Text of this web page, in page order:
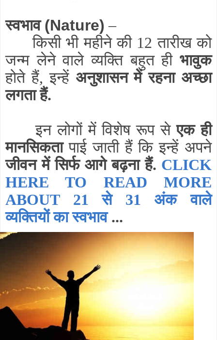
स्वभाव (Nature) –
किसी भी महीने की 12 तारीख को
जन्म लेने वाले व्यक्ति बहुत ही भावुक
होते हैं, इन्हें अनुशासन में रहना अच्छा
लगता हैं.
इन लोगों में विशेष रूप सेएक ही
मानसिकतापाई जाती हैं कि इन्हें अपने
जीवन में सिर्फ आगे बढ़ना हैं. CLICK
HERE TO READ MORE
ABOUT 21 से 31 अंक वाले
व्यक्तियों का स्वभाव...